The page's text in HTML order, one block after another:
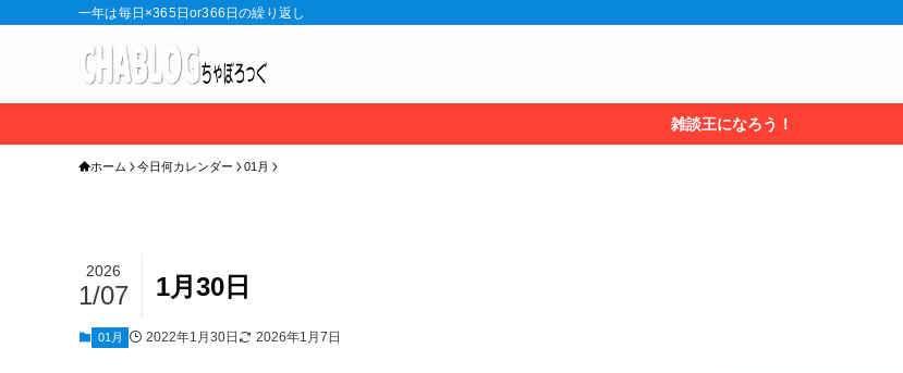
一年は毎日×365日or366日の繰り返し
雑談王になろう！
ホーム 今日何カレンダー 01月
1月30日
2026
1/07
01月 2022年1月30日 2026年1月7日